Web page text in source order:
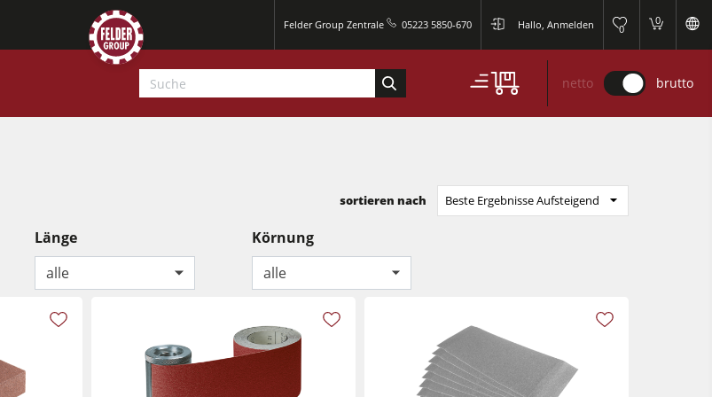
Felder Group Zentrale 05223 5850-670 Hallo, Anmelden 0
0
Fräsmaschinen
netto brutto
sortieren nach Beste Ergebnisse Aufsteigend
Länge
alle
Körnung
alle